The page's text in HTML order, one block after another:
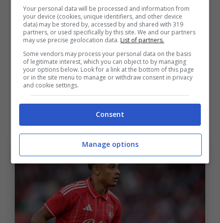
il 10% sulla futura rivendita .
Oggi il sito specializzatoTransfermarkt.it
valuta lo svizzero sui32 milioni di euro ,
quindi è realistico pensare che a Casteldebole
possano arrivare
bonus in più, da aggiungere altesoretto che i
rossoblù stanno raccogliendo per il mercato
Your personal data will be processed and information from
your device (cookies, unique identifiers, and other device
data) may be stored by, accessed by and shared with 319
partners, or used specifically by this site. We and our partners
may use precise geolocation data. List of partners.
Some vendors may process your personal data on the basis
of legitimate interest, which you can object to by managing
your options below. Look for a link at the bottom of this page
or in the site menu to manage or withdraw consent in privacy
and cookie settings.
Consent
Manage options